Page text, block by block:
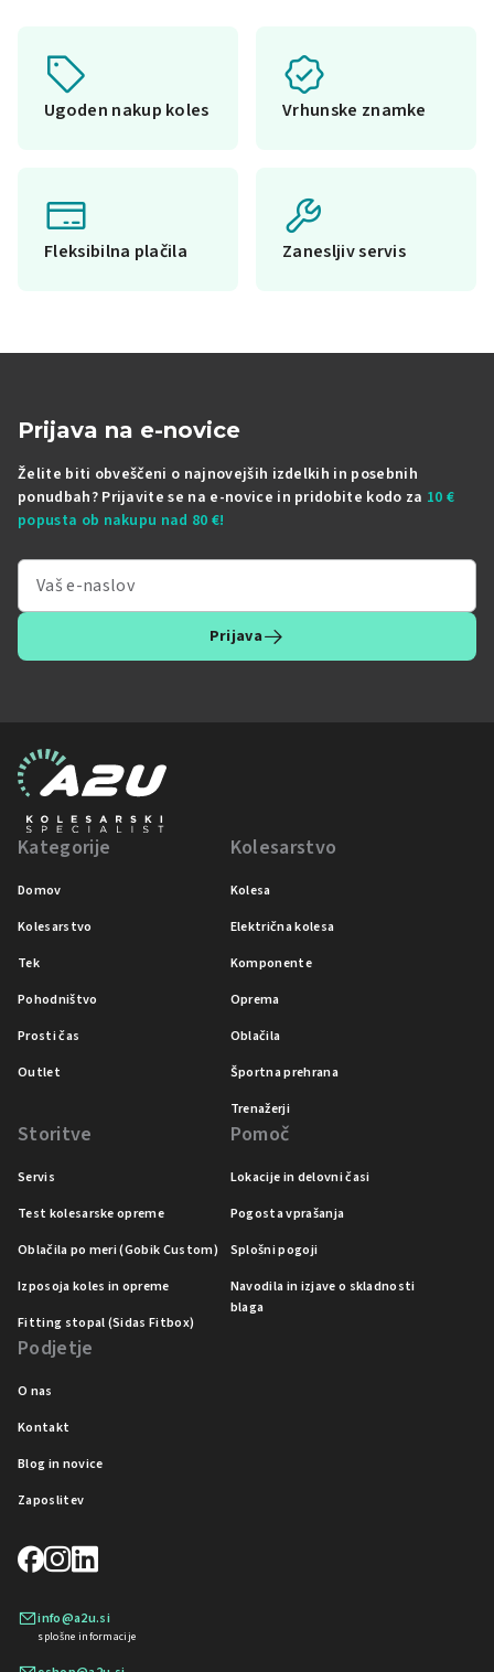
Ugoden nakup koles Vrhunske znamke
Fleksibilna plačila Zanesljiv servis
Prijava na e-novice
Želite biti obveščeni o najnovejših izdelkih in posebnih
ponudbah? Prijavite se na e-novice in pridobite kodo za 10 €
popusta ob nakupu nad 80 €!
Prijava
Kategorije
Domov
Kolesarstvo
Tek
Pohodništvo
Prosti čas
Outlet
Kolesarstvo
Kolesa
Električna kolesa
Komponente
Oprema
Oblačila
Športna prehrana
Trenažerji
Storitve
Servis
Test kolesarske opreme
Oblačila po meri (Gobik Custom)
Izposoja koles in opreme
Fitting stopal (Sidas Fitbox)
Pomoč
Lokacije in delovni časi
Pogosta vprašanja
Splošni pogoji
Navodila in izjave o skladnosti
blaga
Podjetje
O nas
Kontakt
Blog in novice
Zaposlitev
info@a2u.si
splošne informacije